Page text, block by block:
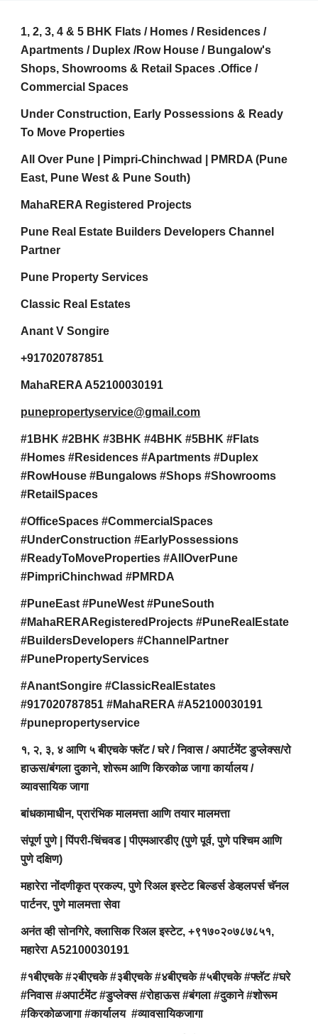
1, 2, 3, 4 & 5 BHK Flats / Homes / Residences /
Apartments / Duplex /Row House / Bungalow's
Shops, Showrooms & Retail Spaces .Office /
Commercial Spaces
Under Construction, Early Possessions & Ready
To Move Properties
All Over Pune | Pimpri-Chinchwad | PMRDA (Pune
East, Pune West & Pune South)
MahaRERA Registered Projects
Pune Real Estate Builders Developers Channel
Partner
Pune Property Services
Classic Real Estates
Anant V Songire
+917020787851
MahaRERA A52100030191
punepropertyservice@gmail.com
#1BHK #2BHK #3BHK #4BHK #5BHK #Flats
#Homes #Residences #Apartments #Duplex
#RowHouse #Bungalows #Shops #Showrooms
#RetailSpaces
#OfficeSpaces #CommercialSpaces
#UnderConstruction #EarlyPossessions
#ReadyToMoveProperties #AllOverPune
#PimpriChinchwad #PMRDA
#PuneEast #PuneWest #PuneSouth
#MahaRERARegisteredProjects #PuneRealEstate
#BuildersDevelopers #ChannelPartner
#PunePropertyServices
#AnantSongire #ClassicRealEstates
#917020787851 #MahaRERA #A52100030191
#punepropertyservice
१, २, ३, ४ आणि ५ बीएचके फ्लॅट / घरे / निवास / अपार्टमेंट डुप्लेक्स/रो
हाऊस/बंगला दुकाने, शोरूम आणि किरकोळ जागा कार्यालय /
व्यावसायिक जागा
बांधकामाधीन, प्रारंभिक मालमत्ता आणि तयार मालमत्ता
संपूर्ण पुणे | पिंपरी-चिंचवड | पीएमआरडीए (पुणे पूर्व, पुणे पश्चिम आणि
पुणे दक्षिण)
महारेरा नोंदणीकृत प्रकल्प, पुणे रिअल इस्टेट बिल्डर्स डेव्हलपर्स चॅनल
पार्टनर, पुणे मालमत्ता सेवा
अनंत व्ही सोनगिरे, क्लासिक रिअल इस्टेट, +९१७०२०७८७८५१,
महारेरा A52100030191
#१बीएचके #२बीएचके #३बीएचके #४बीएचके #५बीएचके #फ्लॅट #घरे
#निवास #अपार्टमेंट #डुप्लेक्स #रोहाऊस #बंगला #दुकाने #शोरूम
#किरकोळजागा #कार्यालय #व्यावसायिकजागा